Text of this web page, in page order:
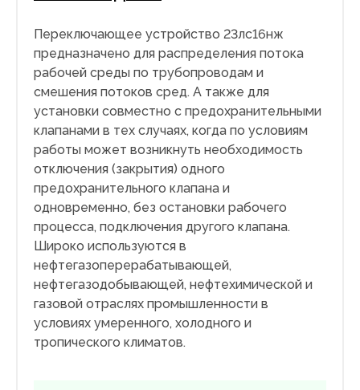
Переключающее устройство 23лс16нж
предназначено для распределения потока
рабочей среды по трубопроводам и
смешения потоков сред. А также для
установки совместно с предохранительными
клапанами в тех случаях, когда по условиям
работы может возникнуть необходимость
отключения (закрытия) одного
предохранительного клапана и
одновременно, без остановки рабочего
процесса, подключения другого клапана.
Широко используются в
нефтегазоперерабатывающей,
нефтегазодобывающей, нефтехимической и
газовой отраслях промышленности в
условиях умеренного, холодного и
тропического климатов.